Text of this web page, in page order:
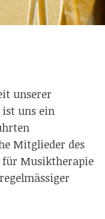
unserer
uns ein
Mitglieder des
für Musiktherapie